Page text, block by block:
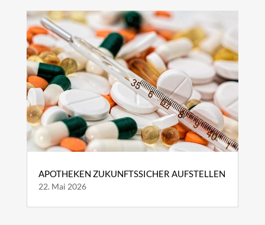
APOTHEKEN ZUKUNFTSSICHER AUFSTELLEN
22. Mai 2026